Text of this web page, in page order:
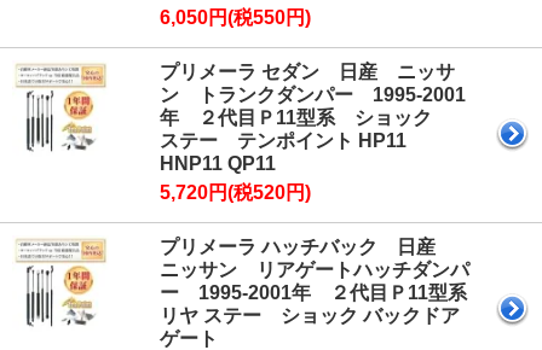
6,050円(税550円)
プリメーラ セダン 日産 ニッサ
ン トランクダンパー 1995-2001
年 ２代目Ｐ11型系 ショック
ステー テンポイント HP11
HNP11 QP11
5,720円(税520円)
プリメーラ ハッチバック 日産
ニッサン リアゲートハッチダンパ
ー 1995-2001年 ２代目Ｐ11型系
リヤ ステー ショック バックドア
ゲート